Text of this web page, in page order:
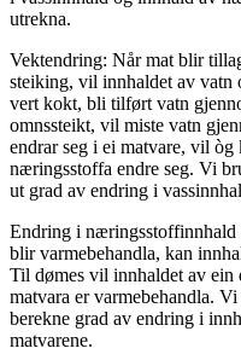
utrekna.
Vektendring: Når mat blir
steiking, vil innhaldet av vatn
vert kokt, bli tilført vatn
omnssteikt, vil miste vatn
endrar seg i ei matvare, vil òg
næringsstoffa endre seg. Vi
ut grad av endring i
Endring i næringsstoffinnhald
blir varme­behandla, kan
Til dømes vil innhaldet av
matvara er varme­behandla.
berekne grad av endring i
matvarene.